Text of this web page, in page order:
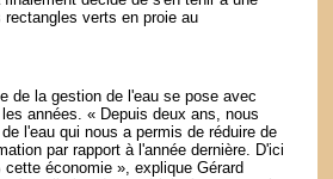
verts en proie au
de la gestion de l'eau se pose avec
années. « Depuis deux ans, nous
l'eau qui nous a permis de réduire de
par rapport à l'année dernière. D'ici
économie », explique Gérard